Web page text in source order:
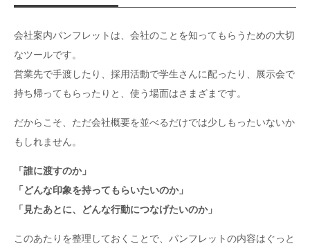
会社案内パンフレットは、会社のことを知ってもらうための大切
なツールです。
営業先で手渡したり、採用活動で学生さんに配ったり、展示会で
持ち帰ってもらったりと、使う場面はさまざまです。
だからこそ、ただ会社概要を並べるだけでは少しもったいないか
もしれません。
「誰に渡すのか」
「どんな印象を持ってもらいたいのか」
「見たあとに、どんな行動につなげたいのか」
このあたりを整理しておくことで、パンフレットの内容はぐっと